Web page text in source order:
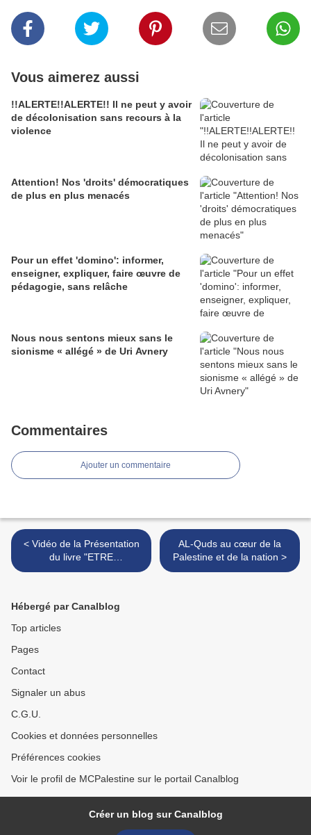
Vous aimerez aussi
!!ALERTE!!ALERTE!! Il ne peut y avoir
de décolonisation sans recours à la
violence
Attention! Nos 'droits' démocratiques
de plus en plus menacés
Pour un effet 'domino': informer,
enseigner, expliquer, faire œuvre de
pédagogie, sans relâche
Nous nous sentons mieux sans le
sionisme « allégé » de Uri Avnery
Commentaires
Ajouter un commentaire
< Vidéo de la Présentation
du livre "ETRE
PALESTINIEN-NE EN
AL-Quds au cœur de la
Palestine et de la nation >
Hébergé par Canalblog
Top articles
Pages
Contact
Signaler un abus
C.G.U.
Cookies et données personnelles
Préférences cookies
Voir le profil de MCPalestine sur le portail Canalblog
Créer un blog sur Canalblog